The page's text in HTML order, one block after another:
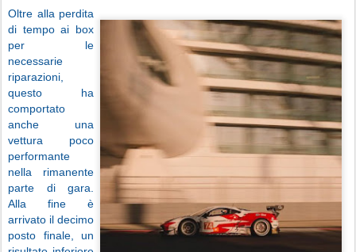
Oltre alla perdita
di tempo ai box
per le
necessarie
riparazioni,
questo ha
comportato
anche una
vettura poco
performante
nella rimanente
parte di gara.
Alla fine è
arrivato il decimo
posto finale, un